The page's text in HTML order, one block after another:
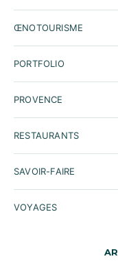
ŒNOTOURISME
PORTFOLIO
PROVENCE
RESTAURANTS
SAVOIR-FAIRE
VOYAGES